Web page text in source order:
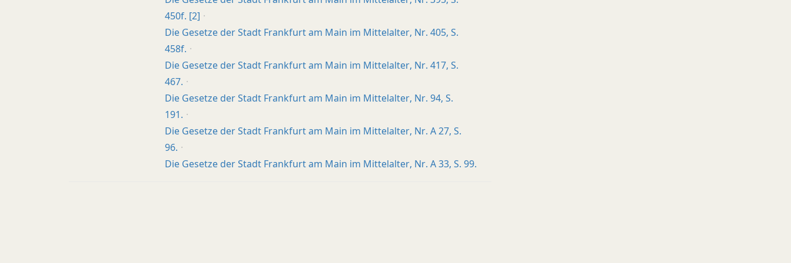
450f. [2]
Die Gesetze der Stadt Frankfurt am Main im Mittelalter, Nr. 405, S.
458f.
Die Gesetze der Stadt Frankfurt am Main im Mittelalter, Nr. 417, S.
467.
Die Gesetze der Stadt Frankfurt am Main im Mittelalter, Nr. 94, S.
191.
Die Gesetze der Stadt Frankfurt am Main im Mittelalter, Nr. A 27, S.
96.
Die Gesetze der Stadt Frankfurt am Main im Mittelalter, Nr. A 33, S. 99.